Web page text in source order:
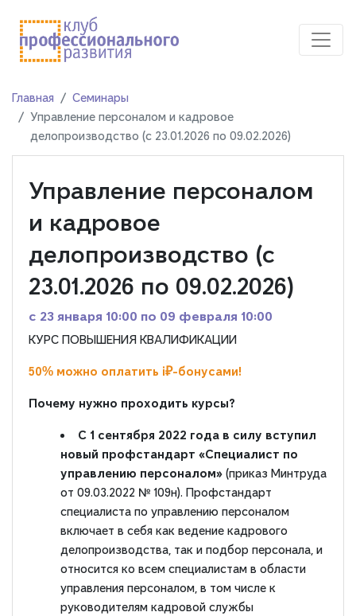
Главная
Семинары
Управление персоналом и кадровое
делопроизводство (с 23.01.2026 по 09.02.2026)
Управление персоналом
и кадровое
делопроизводство (с
23.01.2026 по 09.02.2026)
c 23 января 10:00 по 09 февраля 10:00
КУРС ПОВЫШЕНИЯ КВАЛИФИКАЦИИ
50% можно оплатить i₽-бонусами!
Почему нужно проходить курсы?
С 1 сентября 2022 года в силу вступил
новый профстандарт «Специалист по
управлению персоналом» (приказ Минтруда
от 09.03.2022 № 109н). Профстандарт
специалиста по управлению персоналом
включает в себя как ведение кадрового
делопроизводства, так и подбор персонала, и
относится ко всем специалистам в области
управления персоналом, в том числе к
руководителям кадровой службы